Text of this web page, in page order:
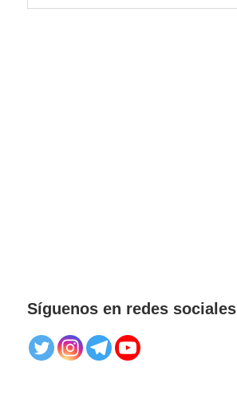
Síguenos en redes sociales